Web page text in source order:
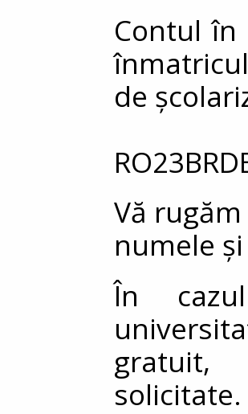
Contul în
de
Vă
numele
În
gratuit,
solicitate.